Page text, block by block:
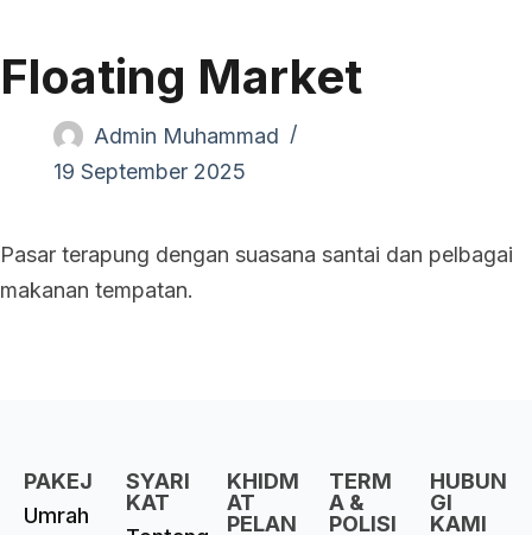
Floating Market
Admin Muhammad
19 September 2025
Pasar terapung dengan suasana santai dan pelbagai
makanan tempatan.
PAKEJ
Umrah
SYARI
KAT
KHIDM
AT
PELAN
TERM
A &
POLISI
HUBUN
GI
KAMI